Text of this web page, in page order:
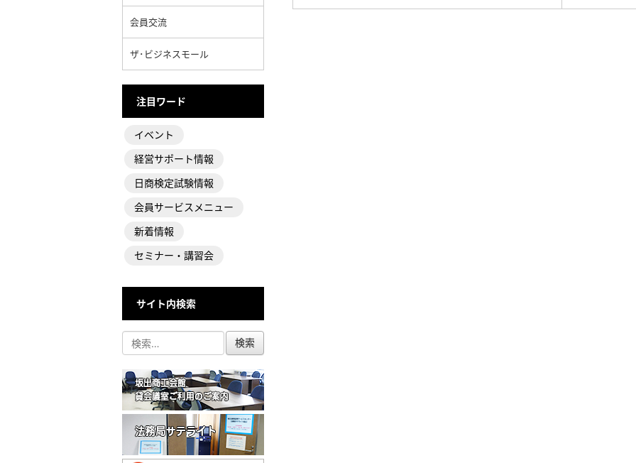
会員交流
ザ･ビジネスモール
注目ワード
イベント
経営サポート情報
日商検定試験情報
会員サービスメニュー
新着情報
セミナー・講習会
サイト内検索